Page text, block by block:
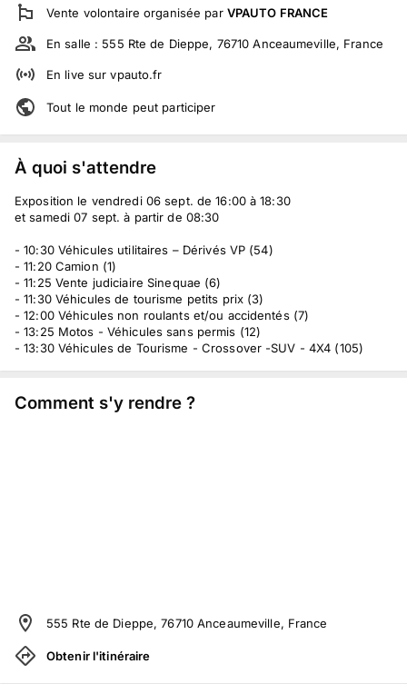
Vente volontaire organisée par VPAUTO FRANCE
En salle : 555 Rte de Dieppe, 76710 Anceaumeville, France
En live survpauto.fr
Tout le monde peut participer
À quoi s'attendre
Exposition le vendredi 06 sept. de 16:00 à 18:30
et samedi 07 sept. à partir de 08:30
- 10:30 Véhicules utilitaires – Dérivés VP (54)
- 11:20 Camion (1)
- 11:25 Vente judiciaire Sinequae (6)
- 11:30 Véhicules de tourisme petits prix (3)
- 12:00 Véhicules non roulants et/ou accidentés (7)
- 13:25 Motos - Véhicules sans permis (12)
- 13:30 Véhicules de Tourisme - Crossover -SUV - 4X4 (105)
Comment s'y rendre ?
555 Rte de Dieppe, 76710 Anceaumeville, France
Obtenir l'itinéraire